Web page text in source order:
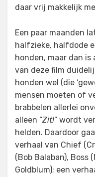
daar vrij makkelijk
Een paar maanden
halfzieke, halfdode
honden, maar dan
van deze film
honden wel (die
mensen moeten of
brabbelen allerlei
alleen “Zit!” wordt
helden. Daardoor
verhaal van Chief
(Bob Balaban), Boss
Goldblum); een